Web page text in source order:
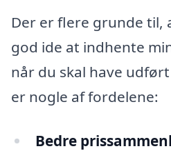
Der er flere grunde til,
god ide at indhente
når du skal have
er nogle af fordelene:
Bedre